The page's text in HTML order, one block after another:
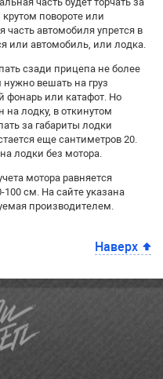
повороте или
часть автомобиля упрется в
или автомобиль, или лодка.
сзади прицепа не более
вешать на груз
фонарь или катафот. Но
на лодку, в откинутом
за габариты лодки
еще сантиметров 20.
лодки без мотора.
мотора равняется
см. На сайте указана
производителем.
Наверх